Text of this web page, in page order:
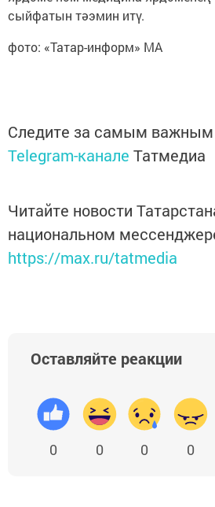
сыйфатын тәэмин итү.
фото: «Татар-информ» МА
Следите за самым
Telegram-канале Татмедиа
Читайте новости
национальном
https://max.ru/tatmedia
Оставляйте реакции
0 0 0 0